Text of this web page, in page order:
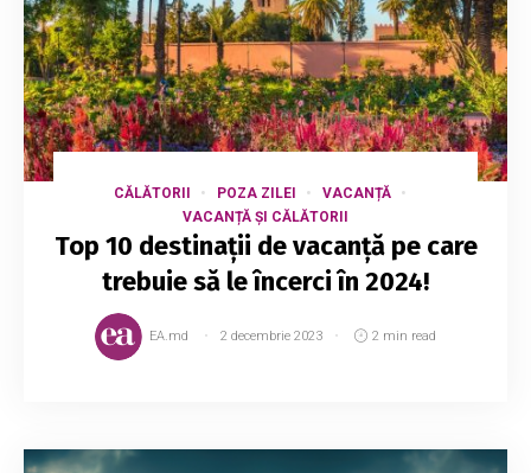
CĂLĂTORII POZA ZILEI
VACANȚĂ
VACANȚĂ ȘI CĂLĂTORII
Top 10 destinații de vacanță pe care
trebuie să le încerci în 2024!
EA.md 2 decembrie 2023 2 min read